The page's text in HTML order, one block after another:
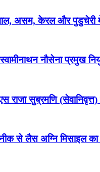
19-21 जुलाई 2026
16-18 जुलाई 2026
असम, केरल और पुडुचेरी
नौसेना प्रमुख
राजा सुब्रमणि
से लैस अग्नि मिसाइल का